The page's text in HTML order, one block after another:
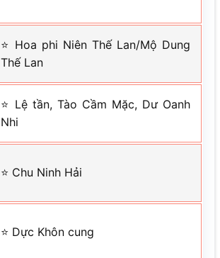
⭐ Hoa phi Niên Thế Lan/Mộ Dung
Thế Lan
⭐ Lệ tần, Tào Cầm Mặc, Dư Oanh
Nhi
⭐ Chu Ninh Hải
⭐ Dực Khôn cung